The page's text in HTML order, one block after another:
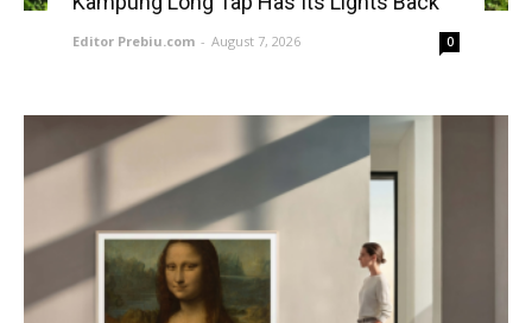
Editor Prebiu.com - August 7, 2026 0